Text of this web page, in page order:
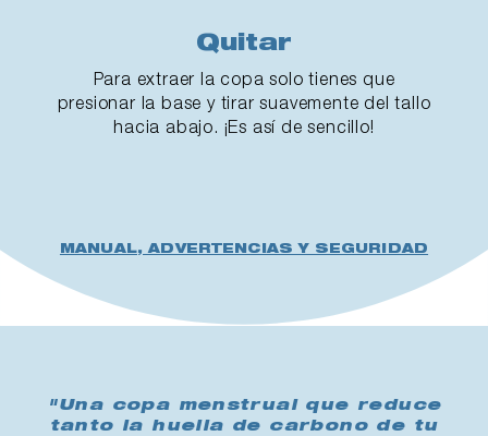
Quitar
Para extraer la copa solo tienes que
presionar la base y tirar suavemente del tallo
hacia abajo. ¡Es así de sencillo!
MANUAL, ADVERTENCIAS Y SEGURIDAD
"Una copa menstrual que reduce
tanto la huella de carbono de tu